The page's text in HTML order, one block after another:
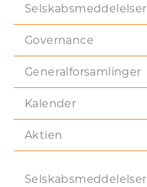
Selskabsmeddelelser
Governance
Generalforsamlinger
Kalender
Aktien
Selskabsmeddelelser